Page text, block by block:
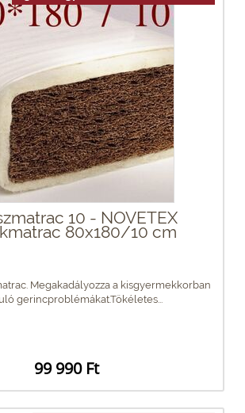
10 - NOVETEX
80x180/10 cm
Megakadályozza a kisgyermekkorban
gerincproblémákat.Tökéletes...
99 990 Ft